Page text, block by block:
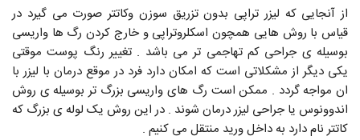
از آنجایی که لیزر تراپی بدون تزریق سوزن وکاتتر صورت می گیرد در
قیاس با روش هایی همچون اسکلروتراپی و خارج کردن رگ ها واریسی
بوسیله ی جراحی کم تهاجمی تر می باشد . تغییر رنگ پوست موقتی
یکی دیگر از مشکلاتی است که امکان دارد فرد در موقع درمان با لیزر با
ان مواجه گردد . ممکن است رگ های واریسی بزرگ تر بوسیله ی روش
اندوونوس یا جراحی لیزر درمان شوند . در این روش یک لوله ی بزرگ که
کاتتر نام دارد به داخل ورید منتقل می کنیم .